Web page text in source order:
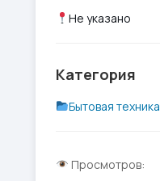
Не указано
Категория
Бытовая техника
Просмотров: